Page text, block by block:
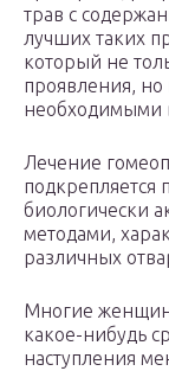
трав с
лучших таких
который не
проявления, но
необходимыми
Лечение
биологически
методами,
различных
Многие
какое-нибудь
наступления